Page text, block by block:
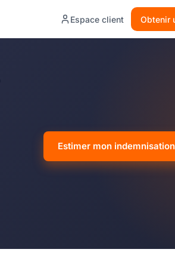
Espace client Obtenir
Estimer mon indemnisation